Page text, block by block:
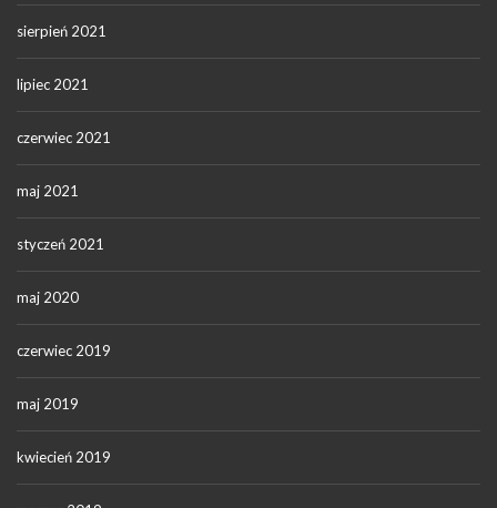
sierpień 2021
lipiec 2021
czerwiec 2021
maj 2021
styczeń 2021
maj 2020
czerwiec 2019
maj 2019
kwiecień 2019